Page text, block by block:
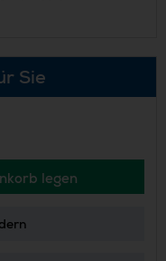
Sie
legen